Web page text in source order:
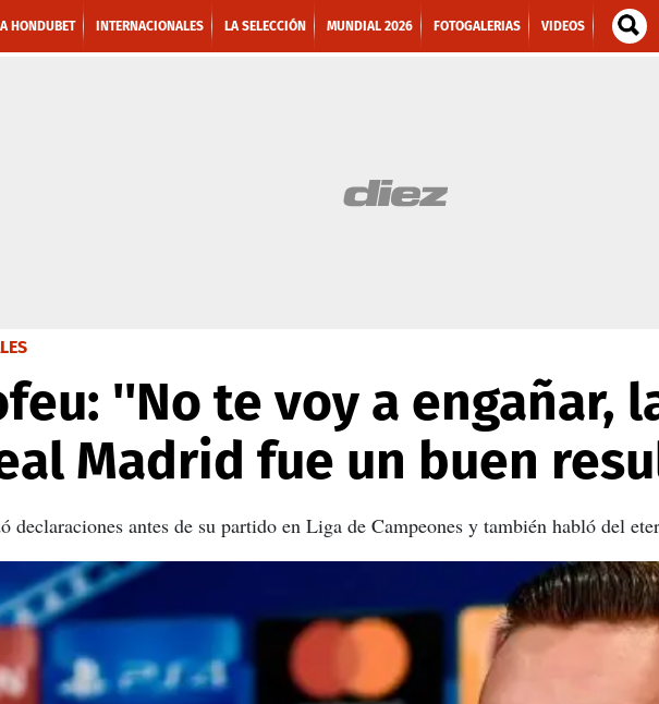
HONDUBET INTERNACIONALES LA SELECCIÓN MUNDIAL 2026 FOTOGALERIAS VIDEOS
''No te voy a engañar,
Madrid fue un buen
declaraciones antes de su partido en Liga de Campeones y también habló del